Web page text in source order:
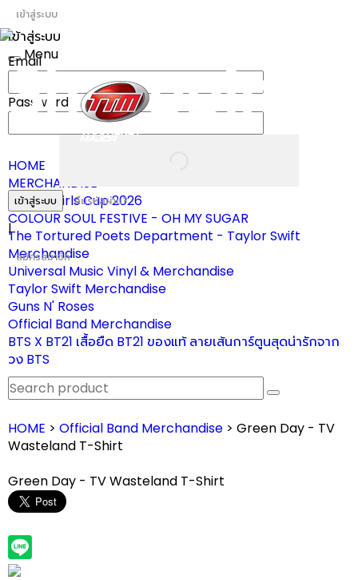
เข้าสู่ระบบ
เข้าสู่ระบบ
Email
Password
เข้าสู่ระบบ ลืมรหัสผ่าน?
|
สมัครสมาชิก
Toggle
Menu
HOME
MERCHANDISE
ผ้าเชียร์ Girls Cup 2026
COLOUR SOUL FESTIVE - OH MY SUGAR
The Tortured Poets Department - Taylor Swift
Merchandise
Universal Music Vinyl & Merchandise
Taylor Swift Merchandise
Guns N' Roses
Official Band Merchandise
BTS X BT21 เสื้อยืด BT21 ของแท้ ลายเส้นการ์ตูนสุดน่ารักจาก
วง BTS
HOME > Official Band Merchandise > Green Day - TV
Wasteland T-Shirt
Green Day - TV Wasteland T-Shirt